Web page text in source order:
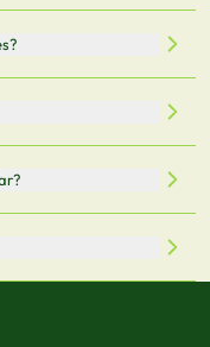
e conectividade
para comparar